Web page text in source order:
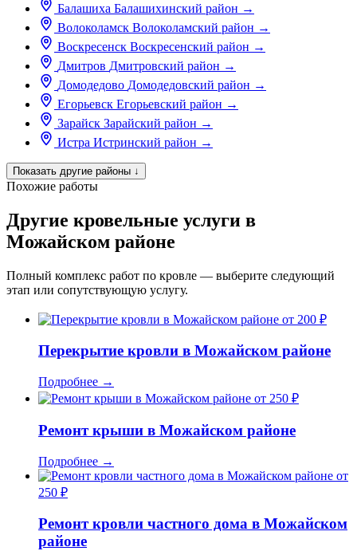
Балашиха Балашихинский район →
Волоколамск Волоколамский район →
Воскресенск Воскресенский район →
Дмитров Дмитровский район →
Домодедово Домодедовский район →
Егорьевск Егорьевский район →
Зарайск Зарайский район →
Истра Истринский район →
Показать другие районы ↓
Похожие работы
Другие кровельные услуги в
Можайском районе
Полный комплекс работ по кровле — выберите следующий
этап или сопутствующую услугу.
от 200 ₽
Перекрытие кровли в Можайском районе
Подробнее →
от 250 ₽
Ремонт крыши в Можайском районе
Подробнее →
от
250 ₽
Ремонт кровли частного дома в Можайском
районе